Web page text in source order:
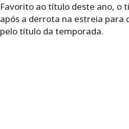
Favorito ao título deste ano, o
após a derrota na estreia para
pelo título da temporada.